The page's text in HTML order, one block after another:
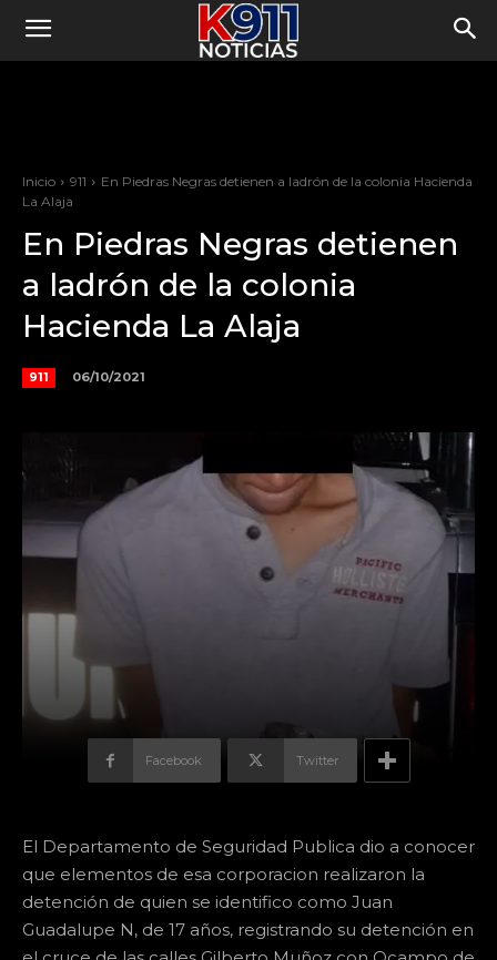
Inicio 911
En Piedras Negras detienen a ladrón de la colonia Hacienda
La Alaja
En Piedras Negras detienen
a ladrón de la colonia
Hacienda La Alaja
911 06/10/2021
Facebook Twitter
El Departamento de Seguridad Publica dio a conocer
que elementos de esa corporacion realizaron la
detención de quien se identifico como Juan
Guadalupe N, de 17 años, registrando su detención en